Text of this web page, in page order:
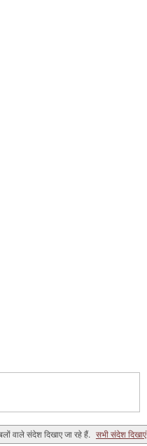
वाले संदेश दिखाए जा रहे हैं. सभी संदेश दिखाएं